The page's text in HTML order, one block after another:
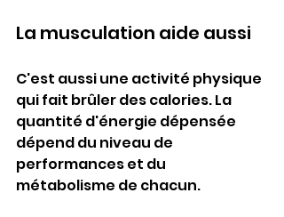
La musculation aide aussi
C'est aussi une activité physique
qui fait brûler des calories. La
quantité d'énergie dépensée
dépend du niveau de
performances et du
métabolisme de chacun.